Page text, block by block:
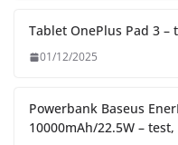
Tablet OnePlus Pad 3 –
01/12/2025
Powerbank Baseus
10000mAh/22.5W –